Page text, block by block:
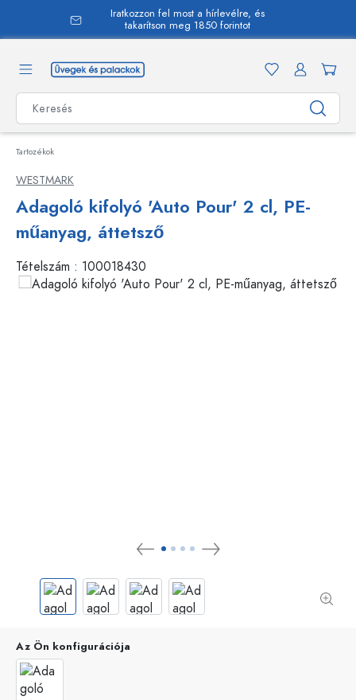
Iratkozzon fel most a hírlevélre, és
takarítson meg 1850 forintot
Tartozékok
WESTMARK
Adagoló kifolyó 'Auto Pour' 2 cl, PE-
műanyag, áttetsző
Tételszám : 100018430
Az Ön konfigurációja